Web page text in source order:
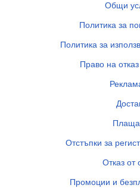
Общи
Политика за
Политика за
Право на
Отстъпки за
Отказ от
Промоции и